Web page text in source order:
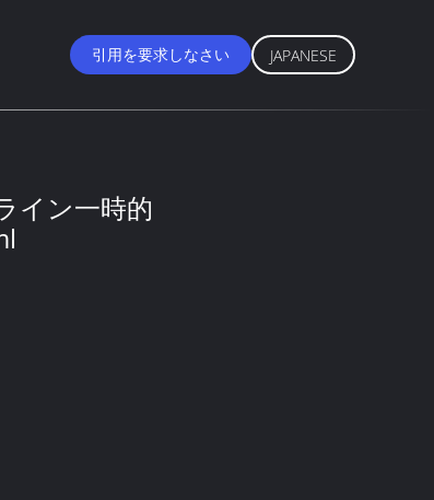
引用を要求しなさい JAPANESE
イン一時的